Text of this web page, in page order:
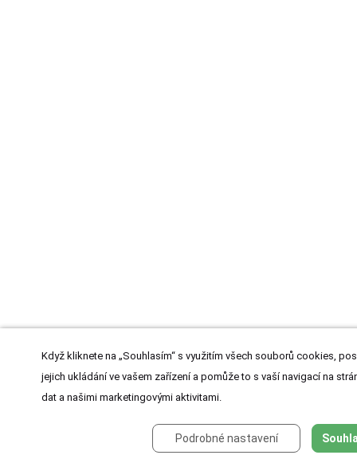
Když kliknete na „Souhlasím“ s využitím všech souborů cookies,
jejich ukládání ve vašem zařízení a pomůže to s vaší navigací na
dat a našimi marketingovými aktivitami.
Podrobné nastavení